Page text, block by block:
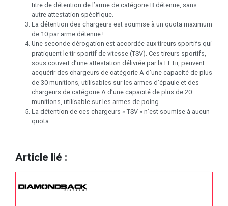
titre de détention de l’arme de catégorie B détenue, sans
autre attestation spécifique.
La détention des chargeurs est soumise à un quota maximum
de 10 par arme détenue !
Une seconde dérogation est accordée aux tireurs sportifs qui
pratiquent le tir sportif de vitesse (TSV). Ces tireurs sportifs,
sous couvert d’une attestation délivrée par la FFTir, peuvent
acquérir des chargeurs de catégorie A d’une capacité de plus
de 30 munitions, utilisables sur les armes d’épaule et des
chargeurs de catégorie A d’une capacité de plus de 20
munitions, utilisable sur les armes de poing.
La détention de ces chargeurs « TSV » n’est soumise à aucun
quota.
Article lié :